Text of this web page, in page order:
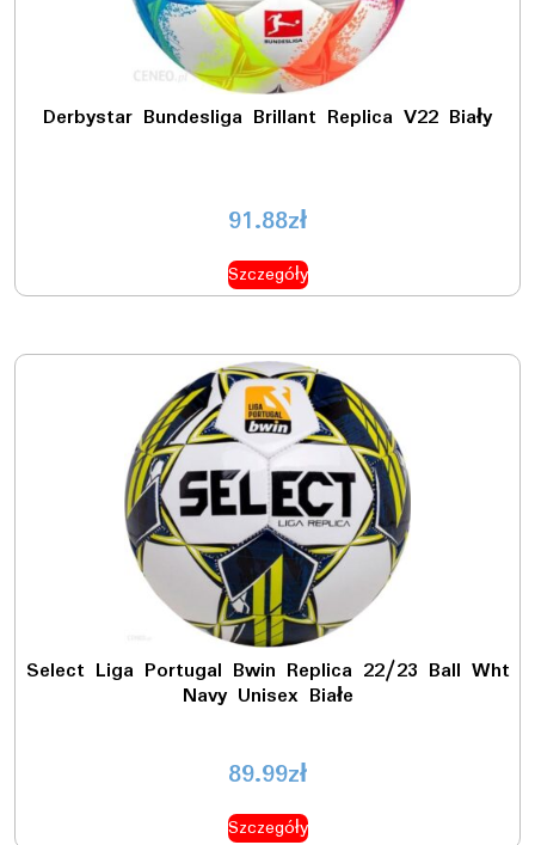
Derbystar Bundesliga Brillant Replica V22 Biały
91.88zł
Szczegóły
Select Liga Portugal Bwin Replica 22/23 Ball Wht
Navy Unisex Białe
89.99zł
Szczegóły